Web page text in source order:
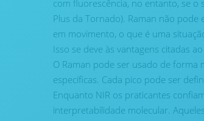
com fluorescência, no entanto, se o
Plus da Tornado). Raman não
em movimento, o que é uma
Isso se deve às vantagens citadas
O Raman pode ser usado de forma
específicas. Cada pico pode ser
Enquanto NIR os praticantes
interpretabilidade molecular.